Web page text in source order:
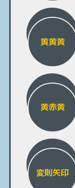
黄黄黄
黄赤黄
変則矢印